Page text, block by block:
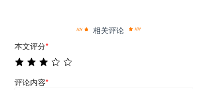
相关评论
本文评分*
评论内容*